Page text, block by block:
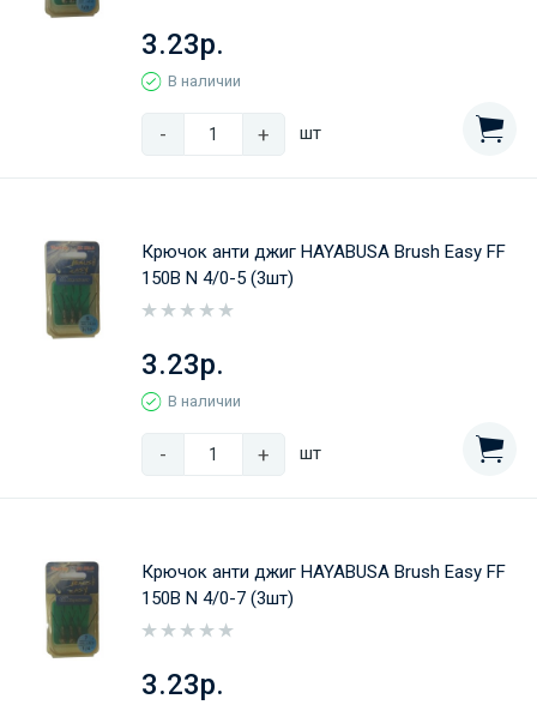
3.23р.
В наличии
- + шт
Крючок анти джиг HAYABUSA Brush Easy FF
150B N 4/0-5 (3шт)
3.23р.
В наличии
- + шт
Крючок анти джиг HAYABUSA Brush Easy FF
150B N 4/0-7 (3шт)
3.23р.